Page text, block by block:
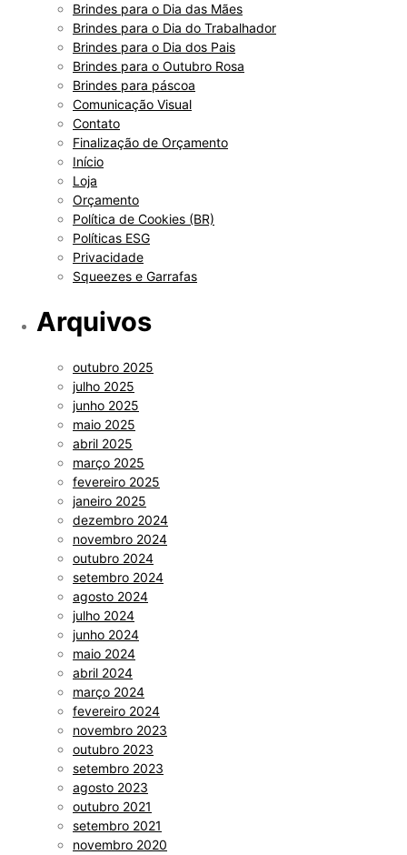
Brindes para o Dia das Mães
Brindes para o Dia do Trabalhador
Brindes para o Dia dos Pais
Brindes para o Outubro Rosa
Brindes para páscoa
Comunicação Visual
Contato
Finalização de Orçamento
Início
Loja
Orçamento
Política de Cookies (BR)
Políticas ESG
Privacidade
Squeezes e Garrafas
Arquivos
outubro 2025
julho 2025
junho 2025
maio 2025
abril 2025
março 2025
fevereiro 2025
janeiro 2025
dezembro 2024
novembro 2024
outubro 2024
setembro 2024
agosto 2024
julho 2024
junho 2024
maio 2024
abril 2024
março 2024
fevereiro 2024
novembro 2023
outubro 2023
setembro 2023
agosto 2023
outubro 2021
setembro 2021
novembro 2020